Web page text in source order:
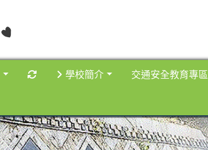
重新取得佈景設定
學校簡介 交通安全教育專區